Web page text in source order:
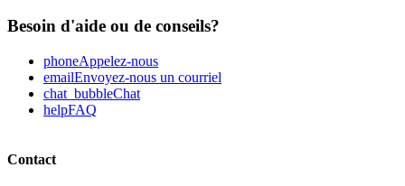
Besoin d'aide ou de conseils?
phoneAppelez-nous
emailEnvoyez-nous un courriel
chat_bubbleChat
helpFAQ
Contact